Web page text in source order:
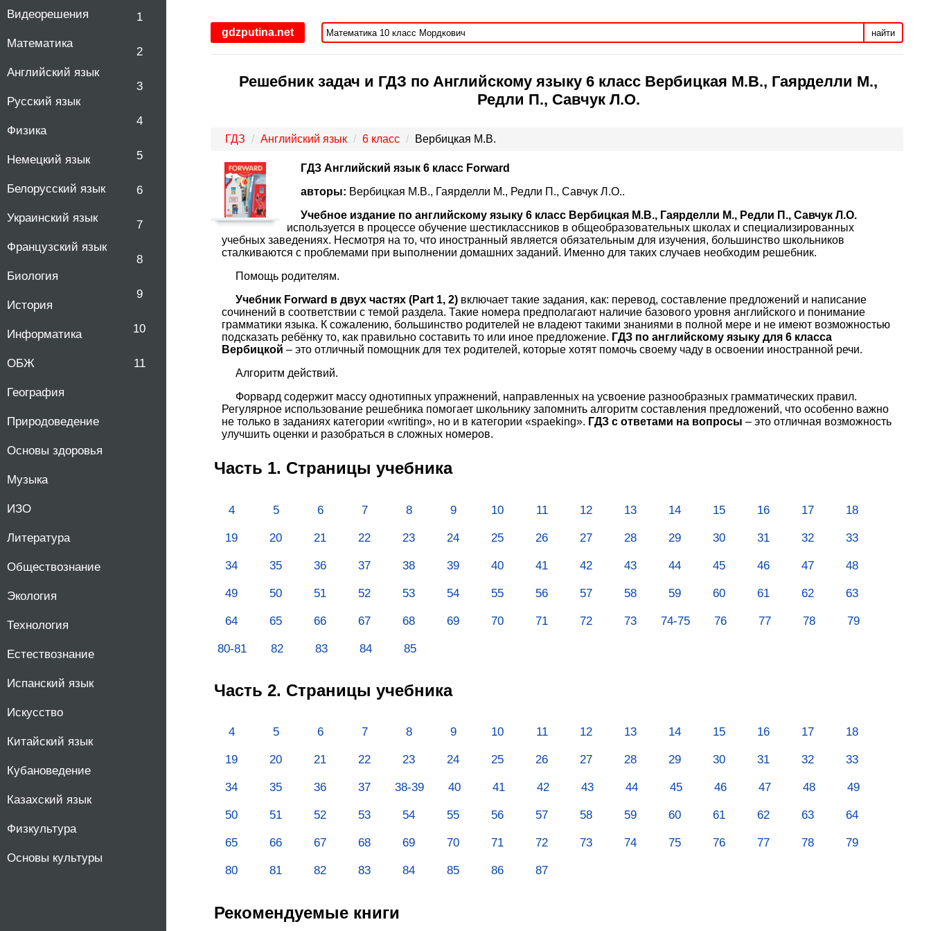
Видеорешения
Математика
Английский язык
Русский язык
Физика
Немецкий язык
Белорусский язык
Украинский язык
Французский язык
Биология
История
Информатика
ОБЖ
География
Природоведение
Основы здоровья
Музыка
ИЗО
Литература
Обществознание
Экология
Технология
Естествознание
Испанский язык
Искусство
Китайский язык
Кубановедение
Казахский язык
Физкультура
Основы культуры
1
2
3
4
5
6
7
8
9
10
11
gdzputina.net найти
Решебник задач и ГДЗ по Английскому языку 6 класс Вербицкая М.В., Гаярделли М.,
Редли П., Савчук Л.О.
ГДЗ Английский язык 6 класс Вербицкая М.В.
ГДЗ Английский язык 6 класс Forward
авторы: Вербицкая М.В., Гаярделли М., Редли П., Савчук Л.О..
Учебное издание по английскому языку 6 класс Вербицкая М.В., Гаярделли М., Редли П., Савчук Л.О.
используется в процессе обучение шестиклассников в общеобразовательных школах и специализированных
учебных заведениях. Несмотря на то, что иностранный является обязательным для изучения, большинство школьников
сталкиваются с проблемами при выполнении домашних заданий. Именно для таких случаев необходим решебник.
Помощь родителям.
Учебник Forward в двух частях (Part 1, 2) включает такие задания, как: перевод, составление предложений и написание
сочинений в соответствии с темой раздела. Такие номера предполагают наличие базового уровня английского и понимание
грамматики языка. К сожалению, большинство родителей не владеют такими знаниями в полной мере и не имеют возможностью
подсказать ребёнку то, как правильно составить то или иное предложение. ГДЗ по английскому языку для 6 класса
Вербицкой – это отличный помощник для тех родителей, которые хотят помочь своему чаду в освоении иностранной речи.
Алгоритм действий.
Форвард содержит массу однотипных упражнений, направленных на усвоение разнообразных грамматических правил.
Регулярное использование решебника помогает школьнику запомнить алгоритм составления предложений, что особенно важно
не только в заданиях категории «writing», но и в категории «spaeking». ГДЗ с ответами на вопросы – это отличная возможность
улучшить оценки и разобраться в сложных номеров.
Часть 1. Страницы учебника
4 5 6 7 8 9 10 11 12 13 14 15 16 17 18
19 20 21 22 23 24 25 26 27 28 29 30 31 32 33
34 35 36 37 38 39 40 41 42 43 44 45 46 47 48
49 50 51 52 53 54 55 56 57 58 59 60 61 62 63
64 65 66 67 68 69 70 71 72 73 74-75 76 77 78 79
80-81 82 83 84 85
Часть 2. Страницы учебника
4 5 6 7 8 9 10 11 12 13 14 15 16 17 18
19 20 21 22 23 24 25 26 27 28 29 30 31 32 33
34 35 36 37 38-39 40 41 42 43 44 45 46 47 48 49
50 51 52 53 54 55 56 57 58 59 60 61 62 63 64
65 66 67 68 69 70 71 72 73 74 75 76 77 78 79
80 81 82 83 84 85 86 87
Рекомендуемые книги